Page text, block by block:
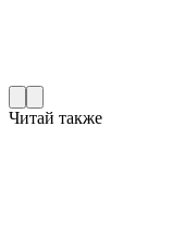
Читай также